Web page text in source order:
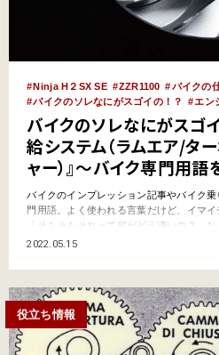
Ninja H２SX SE ZZR1100 バイクの
バイクのソレなにがスゴイの！？
エン
バイクのソレなにがスゴ
給システム（ラムエア/タ
ャー）』～バイク専門用語
バイクのインプレッション記事やバイク
門用語。よく使われる言葉だけど、イマ
「そもそもそれって何がどう凄いの？
更聞けないし。そんなキーワードをわかり
ボ”、“スーパーチャージャー”の違いを見
2022.05.15
役立ち情報